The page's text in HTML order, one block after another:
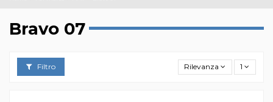
Bravo 07
Filtro Rilevanza 1